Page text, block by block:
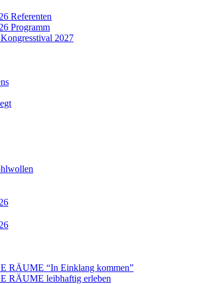
Referenten
Programm
2027
RÄUME “In Einklang kommen”
RÄUME leibhaftig erleben